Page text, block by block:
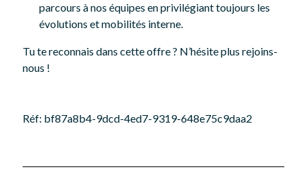
parcours à nos équipes en privilégiant toujours les
évolutions et mobilités interne.
Tu te reconnais dans cette offre ? N’hésite plus rejoins-
nous !
Réf: bf87a8b4-9dcd-4ed7-9319-648e75c9daa2